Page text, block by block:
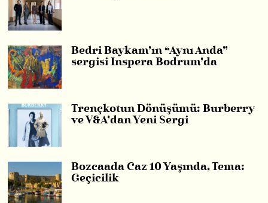
Bedri Baykam’ın “Aynı Anda”
sergisi Inspera Bodrum’da
Trençkotun Dönüşümü: Burberry
ve V&A’dan Yeni Sergi
Bozcaada Caz 10 Yaşında, Tema:
Geçicilik